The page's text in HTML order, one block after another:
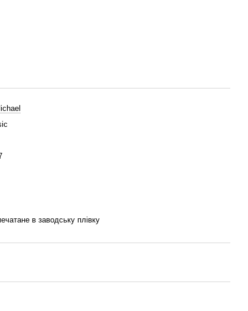
в заводську плівку